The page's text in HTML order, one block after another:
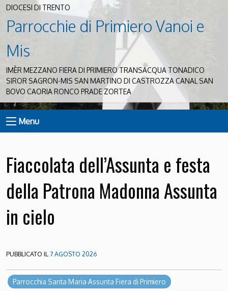
DIOCESI DI TRENTO
Parrocchie di Primiero Vanoi e
Mis
IMÈR MEZZANO FIERA DI PRIMIERO TRANSACQUA TONADICO
SIROR SAGRON-MIS SAN MARTINO DI CASTROZZA CANAL SAN
BOVO CAORIA RONCO PRADE ZORTEA
Menu
Fiaccolata dell’Assunta e festa
della Patrona Madonna Assunta
in cielo
PUBBLICATO IL7 AGOSTO 2026
Parrocchia Santa Maria Assunta Fiera di Primiero